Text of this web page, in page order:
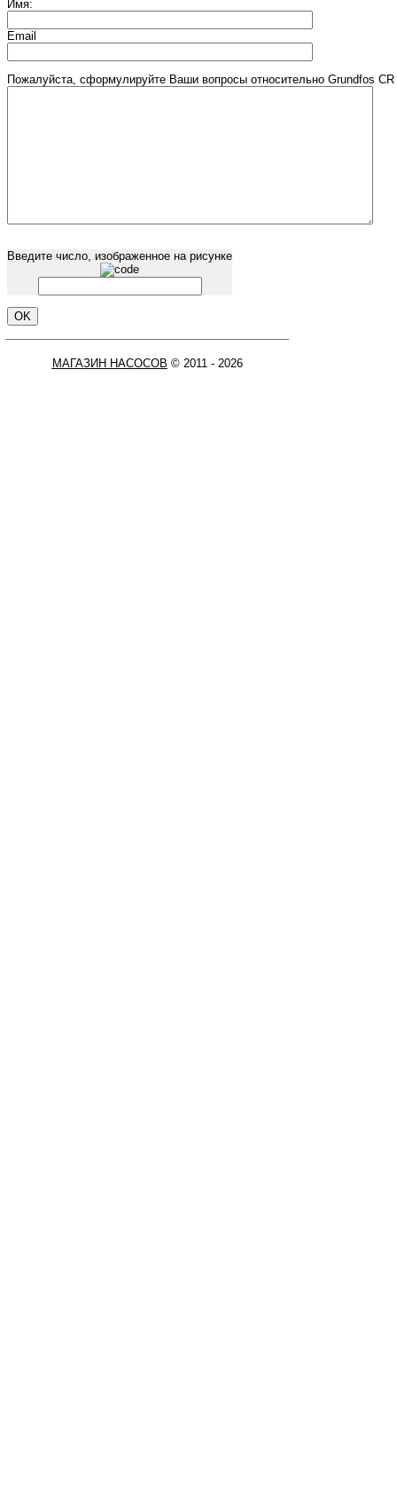
Имя:
Email
Пожалуйста, сформулируйте Ваши вопросы относительно Grundfos
Введите число, изображенное на рисунке
МАГАЗИН НАСОСОВ © 2011 - 2026